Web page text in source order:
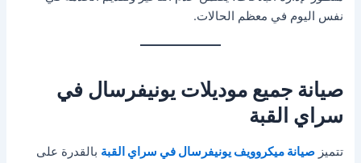
نفس اليوم في معظم الحالات.
صيانة جميع موديلات يونيفرسال في
سراي القبة
تتميزصيانة ميكروويف يونيفرسال في سراي القبة بالقدرة على